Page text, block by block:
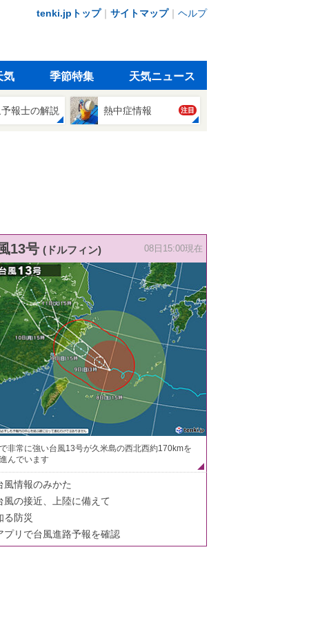
tenki.jpトップ｜ サイトマップ｜ ヘルプ
気 季節特集 天気ニュース
報士の解説 熱中症情報 注目
13号 (ドルフィン) 08日15:00現在
非常に強い台風13号が久米島の西北西約170kmを
んでいます
風情報のみかた
風の接近、上陸に備えて
る防災
プリで台風進路予報を確認